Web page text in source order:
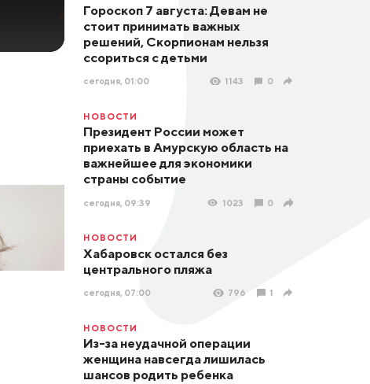
Гороскоп 7 августа: Девам не
стоит принимать важных
решений, Скорпионам нельзя
ссориться с детьми
сегодня, 01:00 1143 0
НОВОСТИ
Президент России может
приехать в Амурскую область на
важнейшее для экономики
страны событие
сегодня, 09:39 1023 0
НОВОСТИ
Хабаровск остался без
центрального пляжа
сегодня, 07:00 796 1
НОВОСТИ
Из-за неудачной операции
женщина навсегда лишилась
шансов родить ребенка